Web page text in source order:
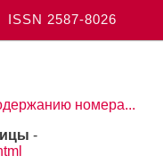
ISSN 2587-8026
номера...
-